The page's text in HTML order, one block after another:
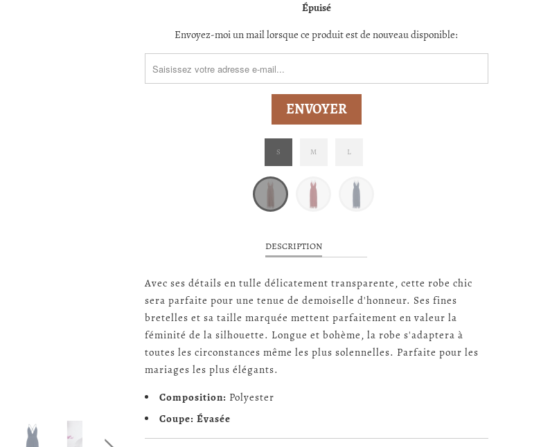
Épuisé
TRANSLATION
FR.PRODUCTS.NOTIFY_FORM.DESCRIPTION:
Envoyez-moi un mail lorsque ce produit est de nouveau disponible:
S M L
DESCRIPTION
Avec ses détails en tulle délicatement transparente, cette robe chic
sera parfaite pour une tenue de demoiselle d'honneur. Ses fines
bretelles et sa taille marquée mettent parfaitement en valeur la
féminité de la silhouette. Longue et bohème, la robe s'adaptera à
toutes les circonstances même les plus solennelles. Parfaite pour les
mariages les plus élégants.
Composition: Polyester
Coupe: Évasée